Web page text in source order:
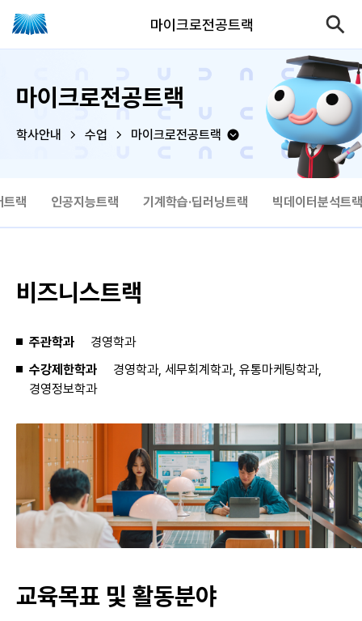
마이크로전공트랙
마이크로전공트랙
학사안내 수업 마이크로전공트랙
트랙 인공지능트랙 기계학습·딥러닝트랙 빅데이터분석트랙
비즈니스트랙
주관학과
경영학과
수강제한학과
경영학과, 세무회계학과, 유통마케팅학과,
경영정보학과
교육목표 및 활동분야